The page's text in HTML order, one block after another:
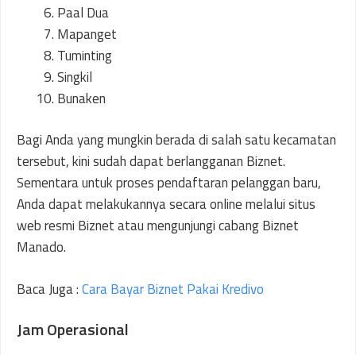
Paal Dua
Mapanget
Tuminting
Singkil
Bunaken
Bagi Anda yang mungkin berada di salah satu kecamatan
tersebut, kini sudah dapat berlangganan Biznet.
Sementara untuk proses pendaftaran pelanggan baru,
Anda dapat melakukannya secara online melalui situs
web resmi Biznet atau mengunjungi cabang Biznet
Manado.
Baca Juga :Cara Bayar Biznet Pakai Kredivo
Jam Operasional